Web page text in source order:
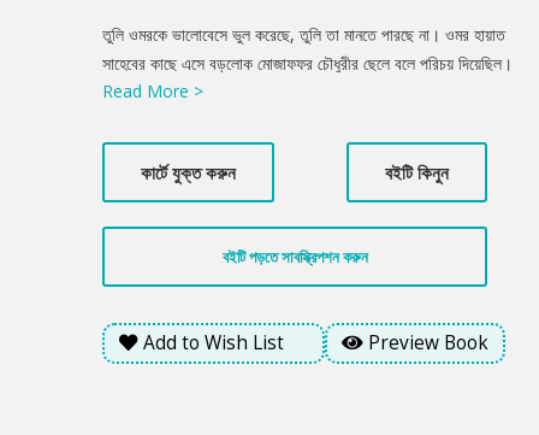
Product
Summery
তুলি ওমরকে ভালোবেসে ভুল করেছে, তুলি তা মানতে পারছে না। ওমর হায়াত
সাহেবের কাছে এসে বড়লোক মোজাফফর চৌধুরীর ছেলে বলে পরিচয় দিয়েছিল।
হায়াত সাহেবের কোম্পানির ম্যানেজার রায়বাবুকে পাঠিয়েছিল ওমরের বাড়িতে তার
ছেলে নয়?
Read More >
কার্টে যুক্ত করুন বইটি কিনুন
বইটি পড়তে সাবস্ক্রিপশন করুন
Add to Wish List Preview Book